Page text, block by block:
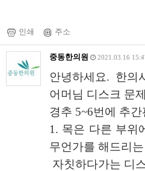
인쇄 주소
중동한의원 2021.03.16
안녕하세요. 한의
어머님 디스크 문
경추 5~6번에 추
1. 목은 다른 부위
무언가를 해드리
자칫하다가는 디